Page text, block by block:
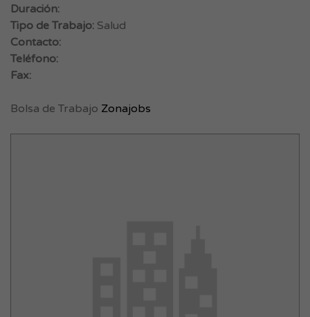
Duración:
Tipo de Trabajo: Salud
Contacto:
Teléfono:
Fax:
Bolsa de Trabajo Zonajobs